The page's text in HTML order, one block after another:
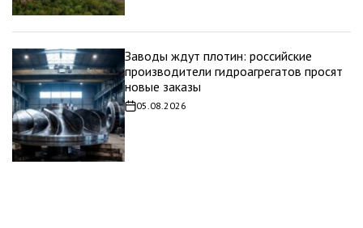
Заводы ждут плотин: российские
производители гидроагрегатов просят
новые заказы
Дата05.08.2026